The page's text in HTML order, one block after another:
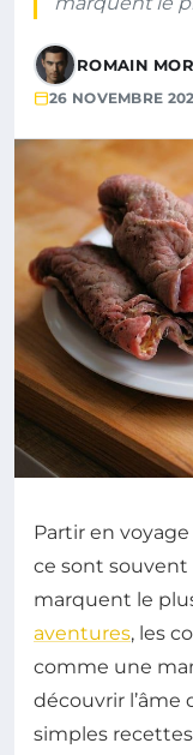
ROMAIN
26 NOVEMBRE
Partir en
ce sont souvent
marquent le
aventures, les
comme une
découvrir l’âme
simples